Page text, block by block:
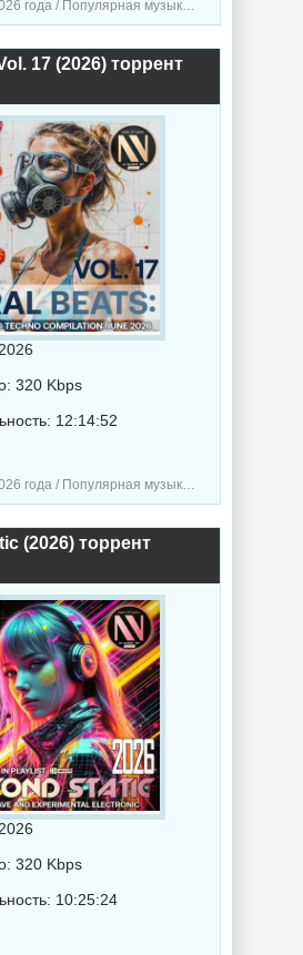
музыка / Электронная музыка / Танцевальная музыка / Сборник музыка / Synthpop music
17 (2026) торрент
320 Kbps
12:14:52
музыка / Электронная музыка / Техно музыка / Музыка VA
(2026) торрент
320 Kbps
10:25:24